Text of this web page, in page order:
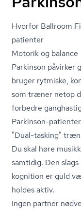
Hvorfor Ballroom
patienter
Motorik og balance
Parkinson påvirker
bruger rytmiske,
som træner netop
forbedre
Parkinson-
"Dual-tasking"
Du skal høre
samtidig. Den
kognition er guld
holdes aktiv.
Ingen partner